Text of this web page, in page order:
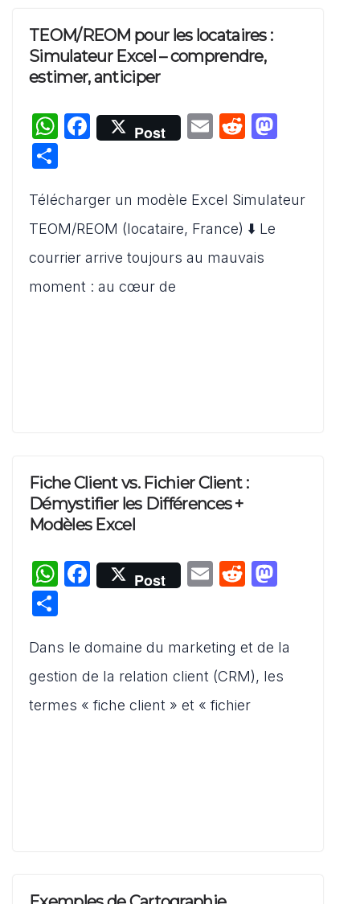
TEOM/REOM pour les locataires :
Simulateur Excel – comprendre,
estimer, anticiper
W
s
A
p
p
F
a
e
b
o
o
Post
E
l
R
di
t
o
ta
g
er
Télécharger un modèle Excel Simulateur
TEOM/REOM (locataire, France) ⬇️ Le
courrier arrive toujours au mauvais
moment : au cœur de
Fiche Client vs. Fichier Client :
Démystifier les Différences +
Modèles Excel
W
s
A
p
F
a
e
b
o
Post
E
l
R
di
t
o
d
ta
g
er
Dans le domaine du marketing et de la
gestion de la relation client (CRM), les
termes « fiche client » et « fichier